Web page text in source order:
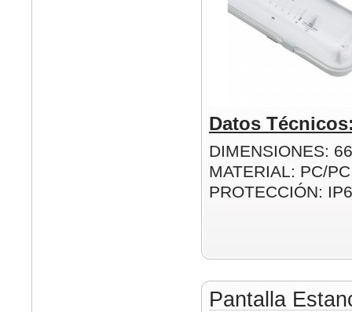
Datos
DIMENSIONES:
MATERIAL: PC/PC
PROTECCIÓN:
Pantalla